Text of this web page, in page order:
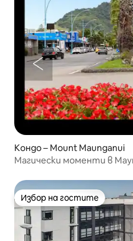
Кондо – Mount Maunganui
Магически моменти в
Избор на гостите
Избор на гостите